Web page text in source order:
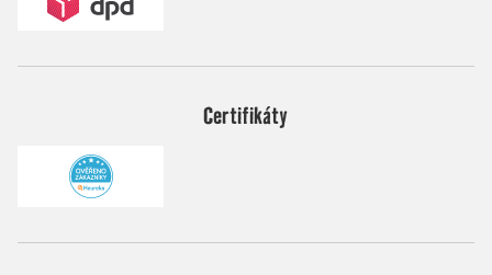
Certifikáty